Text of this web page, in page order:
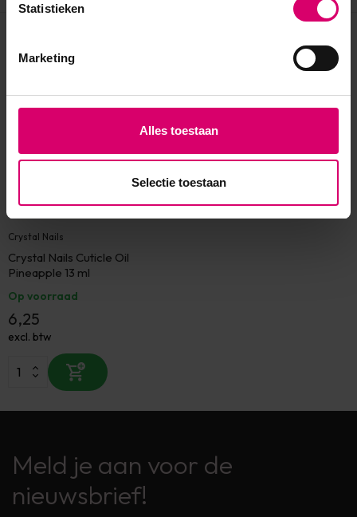
Statistieken
Marketing
Alles toestaan
Selectie toestaan
Crystal Nails
Crystal Nails Cuticle Oil
Pineapple 13 ml
Op voorraad
6,25
excl. btw
Meld je aan voor de
nieuwsbrief!